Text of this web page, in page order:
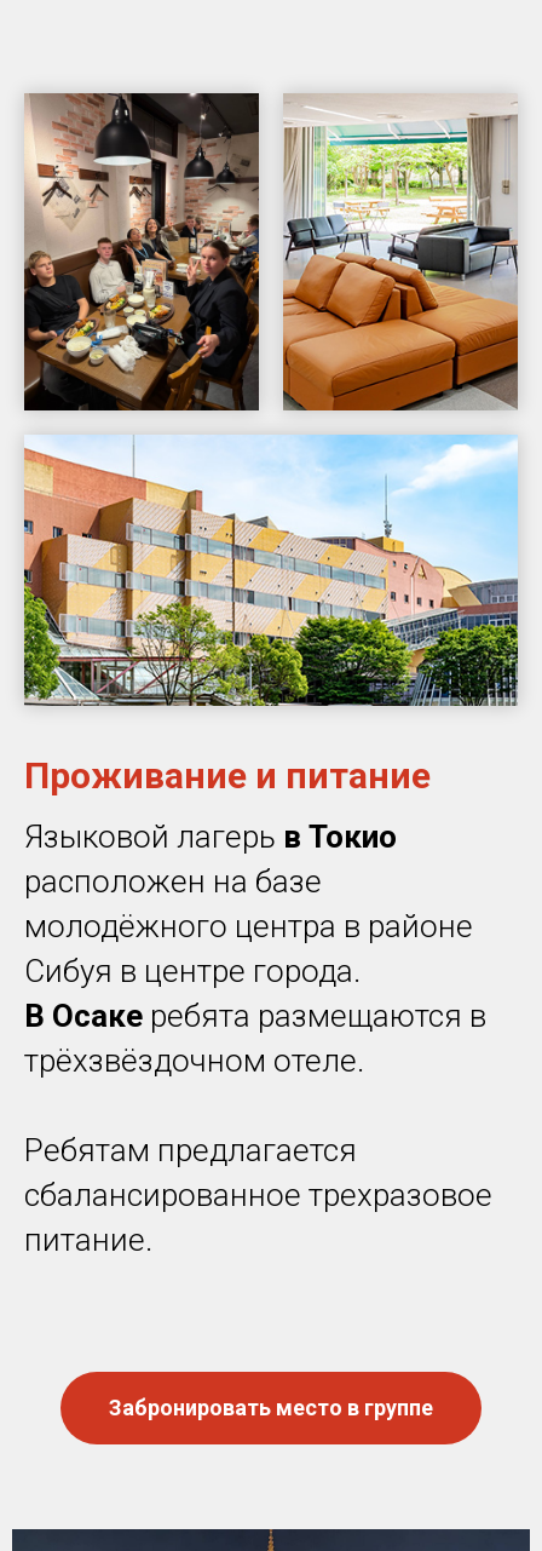
Проживание и питание
Языковой лагерь в Токио
расположен на базе
молодёжного центра в районе
Сибуя в центре города.
В Осаке ребята размещаются в
трёхзвёздочном отеле.
Ребятам предлагается
сбалансированное трехразовое
питание.
Забронировать место в группе